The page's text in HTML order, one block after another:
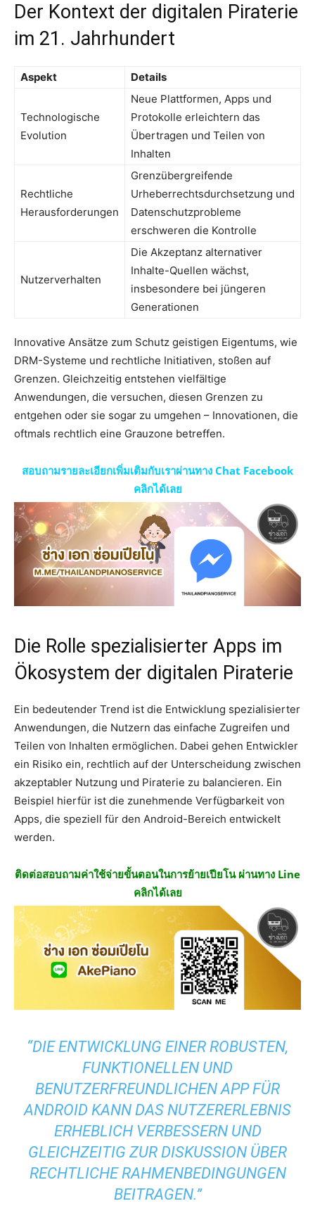
Der Kontext der digitalen Piraterie
im 21. Jahrhundert
Aspekt Details
Technologische
Evolution
Neue Plattformen, Apps und
Protokolle erleichtern das
Übertragen und Teilen von
Inhalten
Rechtliche
Herausforderungen
Grenzübergreifende
Urheberrechtsdurchsetzung und
Datenschutzprobleme
erschweren die Kontrolle
Nutzerverhalten
Die Akzeptanz alternativer
Inhalte-Quellen wächst,
insbesondere bei jüngeren
Generationen
Innovative Ansätze zum Schutz geistigen Eigentums, wie
DRM-Systeme und rechtliche Initiativen, stoßen auf
Grenzen. Gleichzeitig entstehen vielfältige
Anwendungen, die versuchen, diesen Grenzen zu
entgehen oder sie sogar zu umgehen – Innovationen, die
oftmals rechtlich eine Grauzone betreffen.
สอบถามรายละเอียกเพิ่มเติมกับเราผ่านทาง Chat Facebook
คลิกได้เลย
Die Rolle spezialisierter Apps im
Ökosystem der digitalen Piraterie
Ein bedeutender Trend ist die Entwicklung spezialisierter
Anwendungen, die Nutzern das einfache Zugreifen und
Teilen von Inhalten ermöglichen. Dabei gehen Entwickler
ein Risiko ein, rechtlich auf der Unterscheidung zwischen
akzeptabler Nutzung und Piraterie zu balancieren. Ein
Beispiel hierfür ist die zunehmende Verfügbarkeit von
Apps, die speziell für den Android-Bereich entwickelt
werden.
ติดต่อสอบถามค่าใช้จ่ายขั้นตอนในการย้ายเปียโน ผ่านทาง Line
คลิกได้เลย
“DIE ENTWICKLUNG EINER ROBUSTEN,
FUNKTIONELLEN UND
BENUTZERFREUNDLICHEN APP FÜR
ANDROID KANN DAS NUTZERERLEBNIS
ERHEBLICH VERBESSERN UND
GLEICHZEITIG ZUR DISKUSSION ÜBER
RECHTLICHE RAHMENBEDINGUNGEN
BEITRAGEN.”